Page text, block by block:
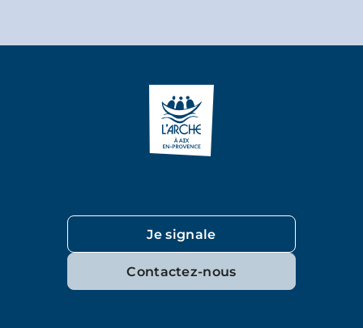
Je signale
Contactez-nous